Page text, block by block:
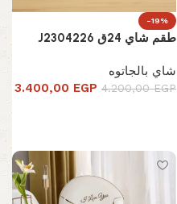
-19%
طقم شاي 24ق J2304226
شاي بالجاتوه
4.200,00EGP
3.400,00 EGP